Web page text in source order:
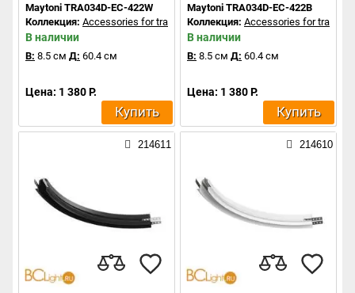
Maytoni TRA034D-EC-422W
Коллекция: Accessories for tracks Exility
В наличии
В: 8.5 см Д: 60.4 см
Цена: 1 380 Р.
Купить
Maytoni TRA034D-EC-422B
Коллекция: Accessories for tracks
В наличии
В: 8.5 см Д: 60.4 см
Цена: 1 380 Р.
Купить
214611 214610